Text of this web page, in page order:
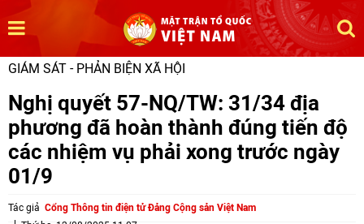
GIÁM SÁT - PHẢN BIỆN XÃ HỘI
Nghị quyết 57-NQ/TW: 31/34 địa
phương đã hoàn thành đúng tiến độ
các nhiệm vụ phải xong trước ngày
01/9
Tác giả Cổng Thông tin điện tử Đảng Cộng sản Việt Nam